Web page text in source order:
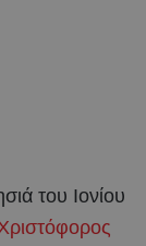
του Ιονίου